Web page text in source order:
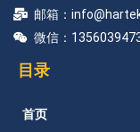
邮箱：
微信：
目录
首页